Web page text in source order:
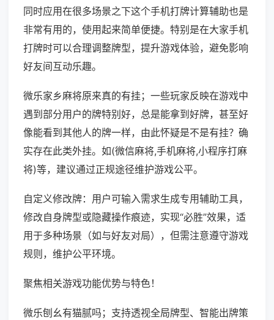
同时应用在很多场景之下这个手机打牌计算辅助也是
非常有用的，使用起来简单便捷。特别是在大家手机
打牌时可以合理调整牌型，提升游戏体验，避免影响
好友间互动乐趣。
微乐家乡麻将原来真的有挂；一些玩家反映在游戏中
遇到部分用户的牌特别好，总是能拿到好牌，甚至好
像能看到其他人的牌一样，由此怀疑是不是有挂？确
实存在此类外挂。如(微信麻将,手机麻将,小程序打麻
将)等，建议通过正规途径维护游戏公平。
自定义修改牌：用户可输入需求生成专用辅助工具，
修改自身牌型或隐藏操作痕迹，实现“必胜”效果，适
用于多种场景（如与好友对局），但需注意遵守游戏
规则，维护公平环境。
聚焦相关游戏功能优势与特色！
微乐刨幺有猫腻吗；支持透视全局牌型、智能出牌策